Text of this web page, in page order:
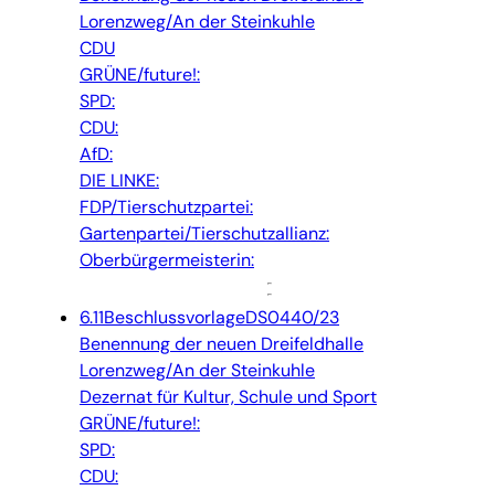
Lorenzweg/An der Steinkuhle
CDU
GRÜNE/future!:
SPD:
CDU:
AfD:
DIE LINKE:
FDP/Tierschutzpartei:
Gartenpartei/Tierschutzallianz:
Oberbürgermeisterin:
6.11BeschlussvorlageDS0440/23
Benennung der neuen Dreifeldhalle
Lorenzweg/An der Steinkuhle
Dezernat für Kultur, Schule und Sport
GRÜNE/future!:
SPD:
CDU: